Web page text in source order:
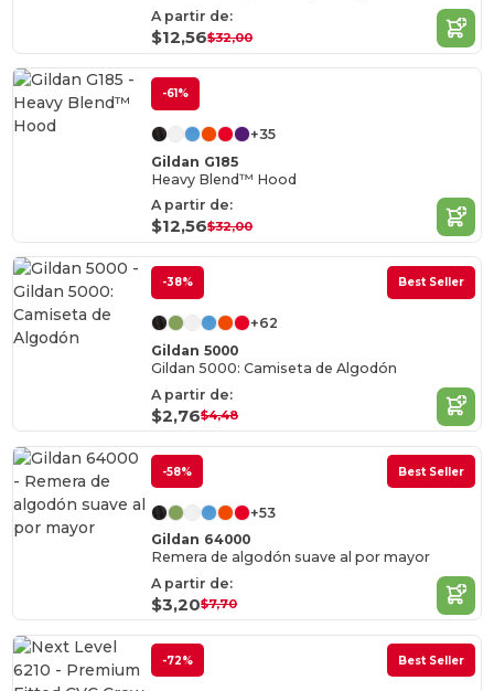
A partir de:
$12,56$32,00
-61%
+35
Gildan G185
Heavy Blend™ Hood
A partir de:
$12,56$32,00
-38% Best Seller
+62
Gildan 5000
Gildan 5000: Camiseta de Algodón
A partir de:
$2,76$4,48
-58% Best Seller
+53
Gildan 64000
Remera de algodón suave al por mayor
A partir de:
$3,20$7,70
-72% Best Seller